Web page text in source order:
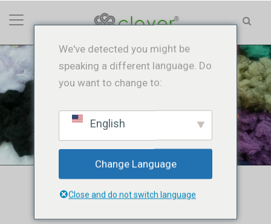
Ana Sayfa/ Virjin Polyester Elyaf
We've detected you might be
speaking a different language. Do
you want to change to:
English
Change Language
Close and do not switch language